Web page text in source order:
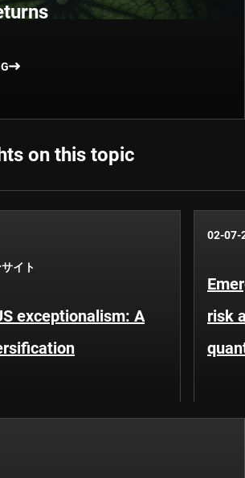
on this topic
イト
exceptionalism: A
02-07-
risk